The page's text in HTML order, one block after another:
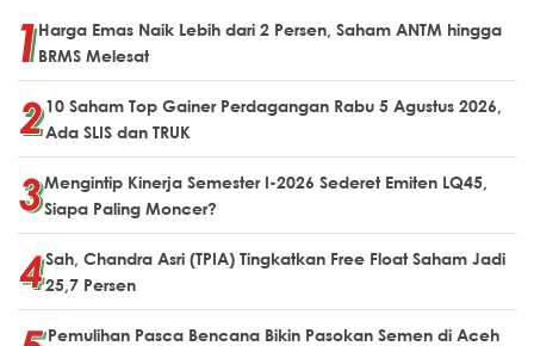
Harga Emas Naik Lebih dari 2 Persen, Saham ANTM hingga
BRMS Melesat
10 Saham Top Gainer Perdagangan Rabu 5 Agustus 2026,
Ada SLIS dan TRUK
Mengintip Kinerja Semester I-2026 Sederet Emiten LQ45,
Siapa Paling Moncer?
Sah, Chandra Asri (TPIA) Tingkatkan Free Float Saham Jadi
25,7 Persen
Pemulihan Pasca Bencana Bikin Pasokan Semen di Aceh